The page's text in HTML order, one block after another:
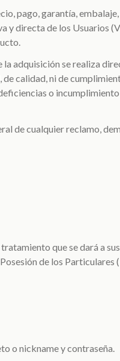
pago, garantía,
y directa de los Usuarios
adquisición se realiza
calidad, ni de
o
de cualquier reclamo,
que se dará a
de los Particulares
o nickname y contraseña.